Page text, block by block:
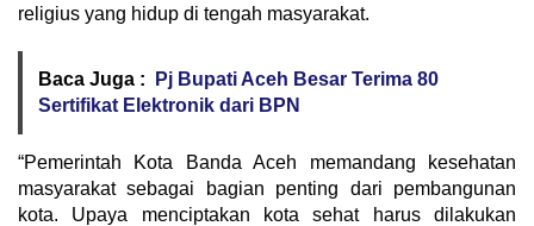
religius yang hidup di tengah masyarakat.
Baca Juga :
Pj Bupati Aceh Besar Terima 80
Sertifikat Elektronik dari BPN
“Pemerintah Kota Banda Aceh memandang kesehatan
masyarakat sebagai bagian penting dari pembangunan
kota. Upaya menciptakan kota sehat harus dilakukan